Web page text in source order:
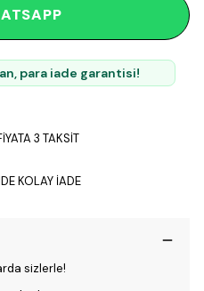
para iade garantisi!
3 TAKSİT
KOLAY İADE
sizlerle!